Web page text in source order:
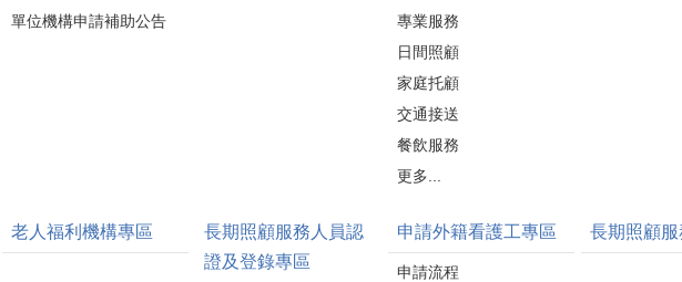
單位機構申請補助公告
專業服務
日間照顧
家庭托顧
交通接送
餐飲服務
更多...
老人福利機構專區
長期照顧服務人員認
證及登錄專區
申請外籍看護工專區
申請流程
長期照顧